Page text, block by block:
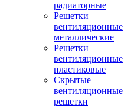
радиаторные
Решетки
вентиляционные
металлические
Решетки
вентиляционные
пластиковые
Скрытые
вентиляционные
решетки